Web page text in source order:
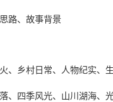
路、故事背景
、乡村日常、人物纪实、
、四季风光、山川湖海、